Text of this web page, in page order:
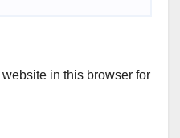
in this browser for